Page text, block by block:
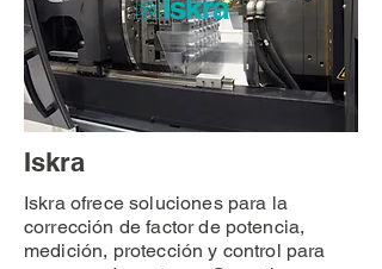
Iskra
Iskra ofrece soluciones para la
corrección de factor de potencia,
medición, protección y control para